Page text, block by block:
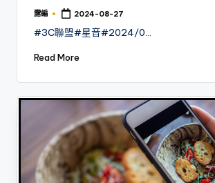
Posted
露編 2024-08-27
#3C聯盟#星音#2024/0…
Read More